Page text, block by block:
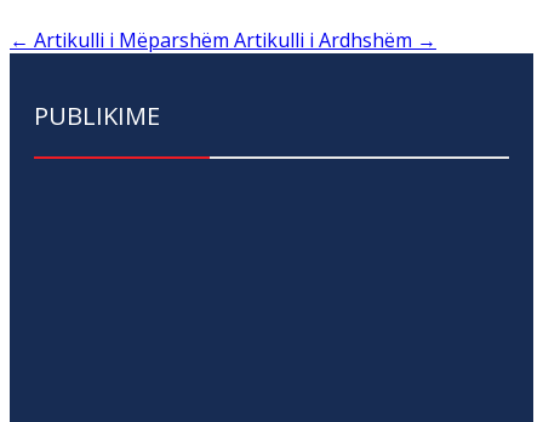
← Artikulli i Mëparshëm Artikulli i Ardhshëm →
PUBLIKIME